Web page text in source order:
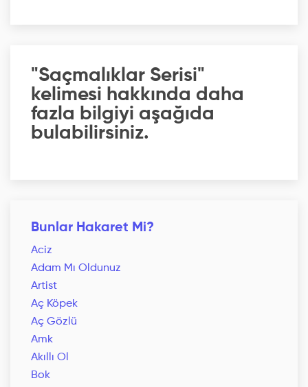
"Saçmalıklar Serisi"
kelimesi hakkında daha
fazla bilgiyi aşağıda
bulabilirsiniz.
Bunlar Hakaret Mi?
Aciz
Adam Mı Oldunuz
Artist
Aç Köpek
Aç Gözlü
Amk
Akıllı Ol
Bok